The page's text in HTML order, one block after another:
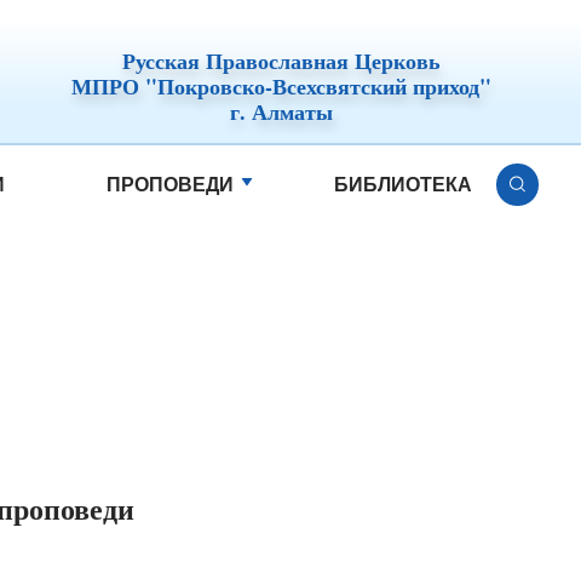
Русская Православная Церковь
МПРО "Покровско-Всехсвятский приход"
г. Алматы
ПРОПОВЕДИ БИБЛИОТЕКА